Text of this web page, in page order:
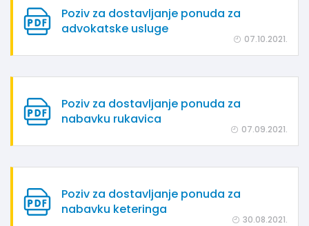
Poziv za dostavljanje ponuda za
advokatske usluge
07.10.2021.
Poziv za dostavljanje ponuda za
nabavku rukavica
07.09.2021.
Poziv za dostavljanje ponuda za
nabavku keteringa
30.08.2021.